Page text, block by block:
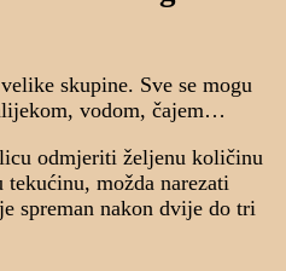
skupine. Sve se mogu
vodom, čajem…
odmjeriti željenu količinu
možda narezati
spreman nakon dvije do tri